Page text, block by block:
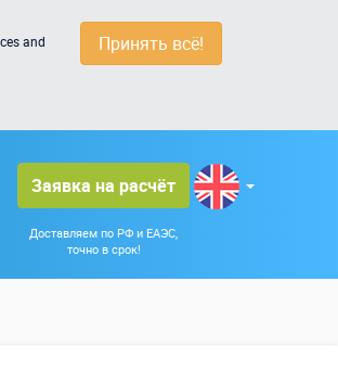
Принять всё!
and
Заявка на расчёт
Доставляем по РФ и ЕАЭС,
точно в срок!